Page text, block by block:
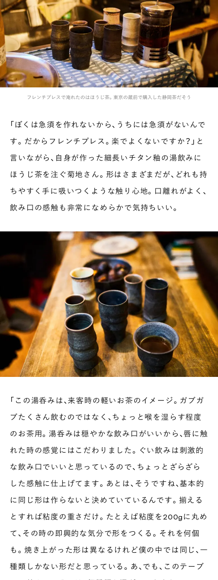
フレンチプレスで淹れたのはほうじ茶。東京の蔵前で購入した静岡茶だそう
「ぼくは急須を作れないから、うちには急須がないんで
す。だからフレンチプレス。楽でよくないですか？」と
言いながら、自身が作った細長いチタン釉の湯飲みに
ほうじ茶を注ぐ菊地さん。形はさまざまだが、どれも持
ちやすく手に吸いつくような触り心地。口離れがよく、
飲み口の感触も非常になめらかで気持ちいい。
「この湯呑みは、来客時の軽いお茶のイメージ。ガブガ
ブたくさん飲むのではなく、ちょっと喉を湿らす程度
のお茶用。湯呑みは穏やかな飲み口がいいから、唇に触
れた時の感覚にはこだわりました。ぐい飲みは刺激的
な飲み口でいいと思っているので、ちょっとざらざら
した感触に仕上げてます。あとは、そうですね、基本的
に同じ形は作らないと決めていているんです。揃える
とすれば粘度の重さだけ。たとえば粘度を200gに丸め
て、その時の即興的な気分で形をつくる。それを何個
も。焼き上がった形は異なるけれど僕の中では同じ、一
種類しかない形だと思っている。あ、でも、このテーブ